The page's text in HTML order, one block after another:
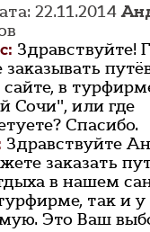
22.11.2014
Здравствуйте!
сайте, в
Сочи", или где
Спасибо.
Здравствуйте
заказать
в нашем
так и у
Это Ваш